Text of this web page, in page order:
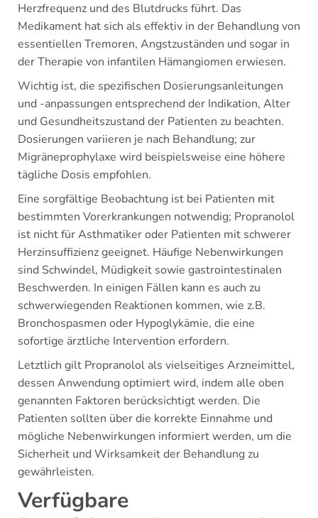
Herzfrequenz und des Blutdrucks führt. Das
Medikament hat sich als effektiv in der Behandlung von
essentiellen Tremoren, Angstzuständen und sogar in
der Therapie von infantilen Hämangiomen erwiesen.
Wichtig ist, die spezifischen Dosierungsanleitungen
und -anpassungen entsprechend der Indikation, Alter
und Gesundheitszustand der Patienten zu beachten.
Dosierungen variieren je nach Behandlung; zur
Migräneprophylaxe wird beispielsweise eine höhere
tägliche Dosis empfohlen.
Eine sorgfältige Beobachtung ist bei Patienten mit
bestimmten Vorerkrankungen notwendig; Propranolol
ist nicht für Asthmatiker oder Patienten mit schwerer
Herzinsuffizienz geeignet. Häufige Nebenwirkungen
sind Schwindel, Müdigkeit sowie gastrointestinalen
Beschwerden. In einigen Fällen kann es auch zu
schwerwiegenden Reaktionen kommen, wie z.B.
Bronchospasmen oder Hypoglykämie, die eine
sofortige ärztliche Intervention erfordern.
Letztlich gilt Propranolol als vielseitiges Arzneimittel,
dessen Anwendung optimiert wird, indem alle oben
genannten Faktoren berücksichtigt werden. Die
Patienten sollten über die korrekte Einnahme und
mögliche Nebenwirkungen informiert werden, um die
Sicherheit und Wirksamkeit der Behandlung zu
gewährleisten.
Verfügbare